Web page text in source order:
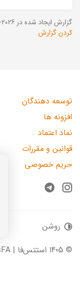
گزارش ایجاد شده در 2026-08-06 ساعت 13:54:35 (UTC +03:30).
کردن گزارش
توسعه دهندگان
افزونه ها
نماد اعتماد
قوانین و مقررات
حریم خصوصی
Instagram
Telegram
© 1405 استتس‌فا | StatsFA. تمامی حقوق محفوظ است.
روشن